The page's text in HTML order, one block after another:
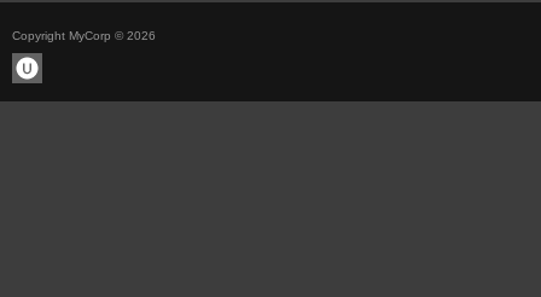
Copyright MyCorp © 2026